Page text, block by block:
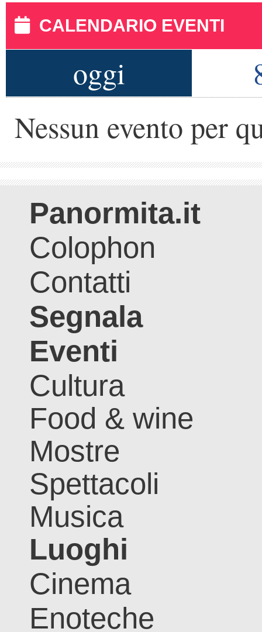
CALENDARIO EVENTI
oggi
Nessun evento per
Panormita.it
Colophon
Contatti
Segnala
Eventi
Cultura
Food & wine
Mostre
Spettacoli
Musica
Luoghi
Cinema
Enoteche